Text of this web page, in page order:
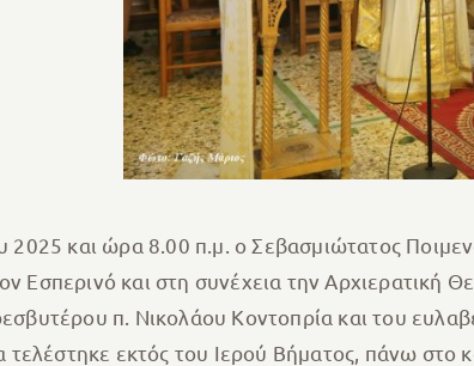
και ώρα 8.00 π.μ. ο Σεβασμιώτατος
και στη συνέχεια την Αρχιερατική
π. Νικολάου Κοντοπρία και του
τελέστηκε εκτός του Ιερού Βήματος, πάνω στο